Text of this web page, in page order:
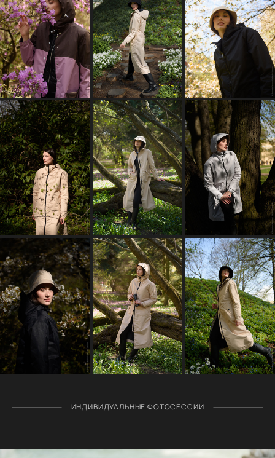
ИНДИВИДУАЛЬНЫЕ ФОТОСЕССИИ